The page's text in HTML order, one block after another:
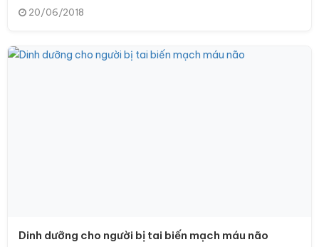
20/06/2018
Dinh dưỡng cho người bị tai biến mạch máu não